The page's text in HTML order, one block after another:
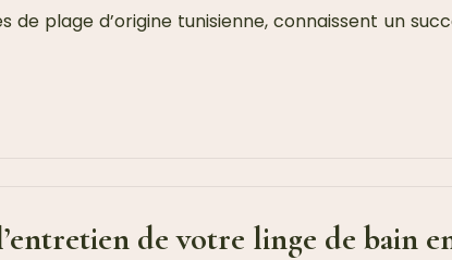
de plage d’origine tunisienne, connaissent un
de votre linge de bain